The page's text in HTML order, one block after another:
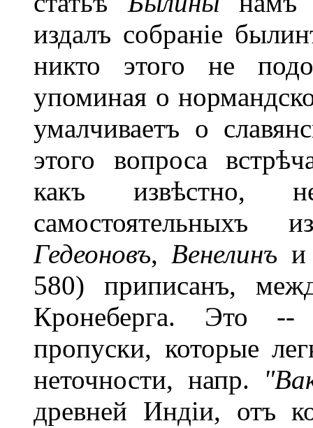
издалъ собраніе
никто этого не
упоминая о
умалчиваетъ о
этого вопроса
какъ извѣстно,
самостоятельныхъ
Гедеоновъ, Венелинъ
580) приписанъ,
Кронеберга. Это --
пропуски, которые
неточности, напр.
древней Индіи, отъ